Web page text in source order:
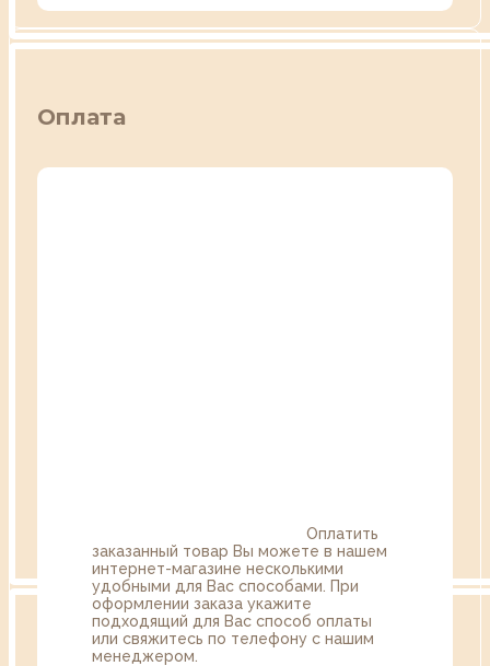
Оплата
Оплатить
заказанный товар Вы можете в нашем
интернет-магазине несколькими
удобными для Вас способами. При
оформлении заказа укажите
подходящий для Вас способ оплаты
или свяжитесь по телефону с нашим
менеджером.